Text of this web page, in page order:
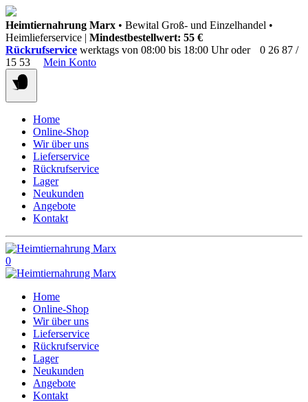
Springen
Sie
zum
Inhalt
Heimtiernahrung Marx • Bewital Groß- und Einzelhandel •
Heimlieferservice | Mindestbestellwert: 55 €
Rückrufservice werktags von 08:00 bis 18:00 Uhr oder
0 26 87 /
15 53
Mein Konto
Home
Online-Shop
Wir über uns
Lieferservice
Rückrufservice
Lager
Neukunden
Angebote
Kontakt
0
Home
Online-Shop
Wir über uns
Lieferservice
Rückrufservice
Lager
Neukunden
Angebote
Kontakt